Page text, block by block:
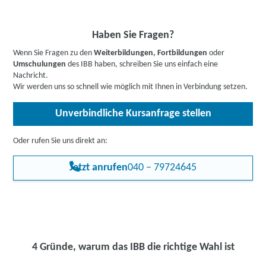
hiergerne vorab über Förderprogramme,
Arbeitssuchende ,Berufstätige,Unternehmenoder
Rehabilitand:innen.
Haben Sie Fragen?
Wenn Sie Fragen zu denWeiterbildungen, Fortbildungen oder
Umschulungen des IBB haben, schreiben Sie uns einfach eine
Nachricht.
Wir werden uns so schnell wie möglich mit Ihnen in Verbindung setzen.
Unverbindliche Kursanfrage stellen
Oder rufen Sie uns direkt an:
Jetzt anrufen040 – 79724645
4 Gründe, warum das IBB die richtige Wahl ist